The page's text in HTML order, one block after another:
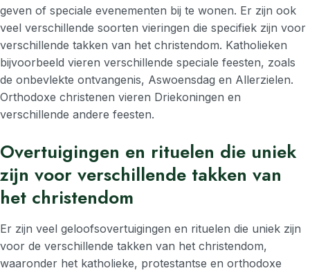
geven of speciale evenementen bij te wonen. Er zijn ook
veel verschillende soorten vieringen die specifiek zijn voor
verschillende takken van het christendom. Katholieken
bijvoorbeeld vieren verschillende speciale feesten, zoals
de onbevlekte ontvangenis, Aswoensdag en Allerzielen.
Orthodoxe christenen vieren Driekoningen en
verschillende andere feesten.
Overtuigingen en rituelen die uniek
zijn voor verschillende takken van
het christendom
Er zijn veel geloofsovertuigingen en rituelen die uniek zijn
voor de verschillende takken van het christendom,
waaronder het katholieke, protestantse en orthodoxe